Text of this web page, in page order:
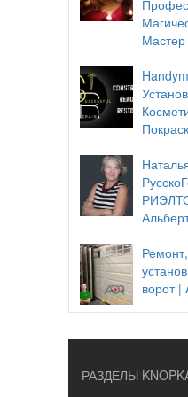
ворот |
РАЗДЕЛЫ